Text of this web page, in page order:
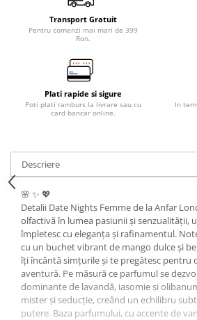
Transport Gratuit
Pentru comenzi mai mari de 399
Ron.
Plati rapide si sigure
Poti plati ramburs la livrare sau cu
card bancar online.
In
Descriere
🌸 ✨ 💖
Detalii Date Nights Femme de la Anfar
olfactivă în lumea pasiunii și senzualității,
împletesc cu eleganța și rafinamentul.
cu un buchet vibrant de mango dulce și
îți încântă simțurile și te pregătesc pentru
aventură. Pe măsură ce parfumul se
dominante de lavandă, iasomie și
mister și seducție, creând un echilibru
putere. Baza parfumului, cu accente de